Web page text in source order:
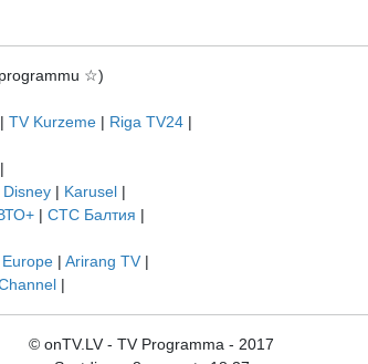
☆)
| TV Kurzeme | Riga TV24 |
|
Disney | Karusel |
| СТС Балтия |
| Arirang TV |
|
© onTV.LV - TV Programma - 2017